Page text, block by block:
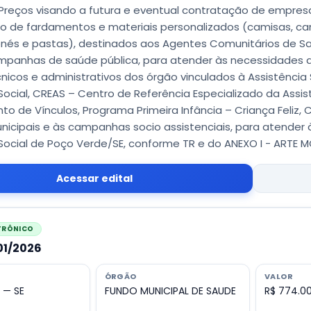
visando a futura e eventual contratação de
de fardamentos e materiais personalizados (camisas,
e pastas), destinados aos Agentes Comunitários de
de saúde pública, para atender às necessidades
e administrativos dos órgão vinculados à
CREAS – Centro de Referência Especializado da
de Vínculos, Programa Primeira Infância – Criança Feliz,
e às campanhas socio assistenciais, para atender
de Poço Verde/SE, conforme TR e do ANEXO I - ARTE
Acessar edital
2026
SE
ÓRGÃO
FUNDO MUNICIPAL DE SAUDE
VALOR
R$